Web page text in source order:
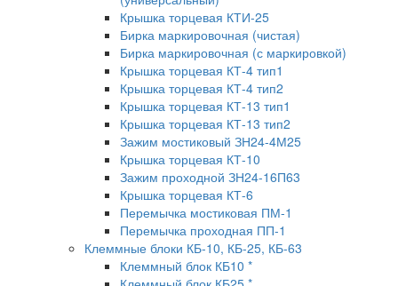
Крышка торцевая КТИ-25
Бирка маркировочная (чистая)
Бирка маркировочная (с маркировкой)
Крышка торцевая КТ-4 тип1
Крышка торцевая КТ-4 тип2
Крышка торцевая КТ-13 тип1
Крышка торцевая КТ-13 тип2
Зажим мостиковый ЗН24-4М25
Крышка торцевая КТ-10
Зажим проходной ЗН24-16П63
Крышка торцевая КТ-6
Перемычка мостиковая ПМ-1
Перемычка проходная ПП-1
Клеммные блоки КБ-10, КБ-25, КБ-63
Клеммный блок КБ10 *